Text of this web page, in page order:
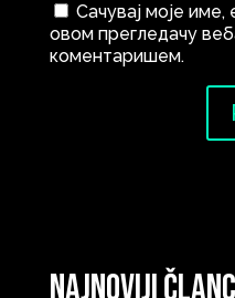
Сачувај моје
овом прегледачу
коментаришем.